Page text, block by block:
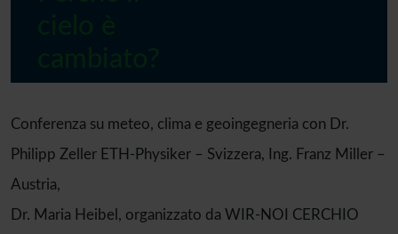
Conferenza su meteo, clima e geoingegneria con Dr.
Philipp Zeller ETH-Physiker – Svizzera, Ing. Franz Miller –
Austria,
Dr. Maria Heibel, organizzato da WIR-NOI CERCHIO